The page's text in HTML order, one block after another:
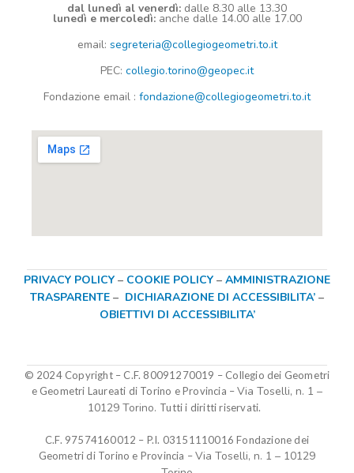
dal lunedì al venerdì: dalle 8.30 alle 13.30
lunedì e mercoledì: anche dalle 14.00 alle 17.00
email: segreteria@collegiogeometri.to.it
PEC: collegio.torino@geopec.it
Fondazione email : fondazione@collegiogeometri.to.it
PRIVACY POLICY – COOKIE POLICY – AMMINISTRAZIONE
TRASPARENTE – DICHIARAZIONE DI ACCESSIBILITA’ –
OBIETTIVI DI ACCESSIBILITA’
© 2024 Copyright – C.F. 80091270019 – Collegio dei Geometri
e Geometri Laureati di Torino e Provincia –Via Toselli, n. 1 –
10129 Torino. Tutti i diritti riservati.
C.F. 97574160012 – P.I. 03151110016Fondazione dei
Geometri di Torino e Provincia –Via Toselli, n. 1 – 10129